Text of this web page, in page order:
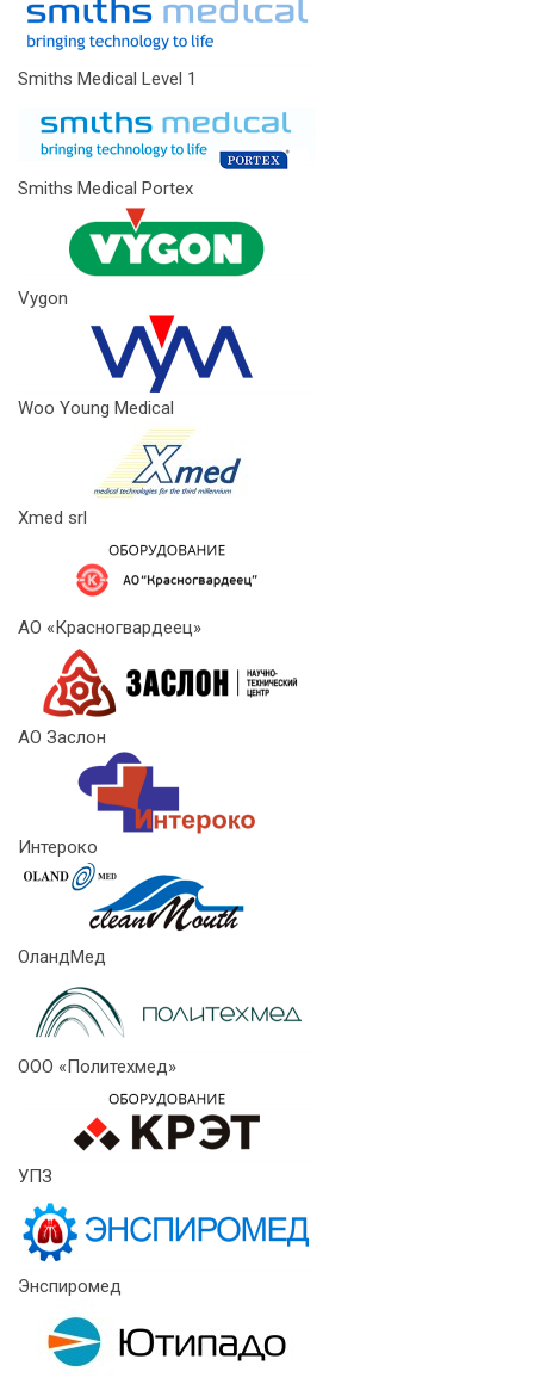
Smiths Medical Level 1
Smiths Medical Portex
Vygon
Woo Young Medical
Xmed srl
АО «Красногвардеец»
АО Заслон
Интероко
ОландМед
ООО «Политехмед»
УПЗ
Энспиромед